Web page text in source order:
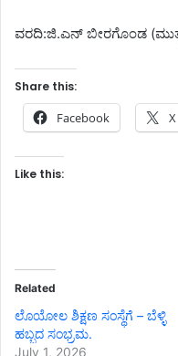
ವರದಿ:ಜಿ.ಎನ್ ಬೀರಗೊಂಡ
Share this:
Facebook X
Like this:
Related
ಲೊಯೋಲ ಶಿಕ್ಷಣ ಸಂಸ್ಥೆಗೆ – ಬೆಳ್ಳಿ
ಹಬ್ಬದ ಸಂಭ್ರಮ.
July 1, 2026